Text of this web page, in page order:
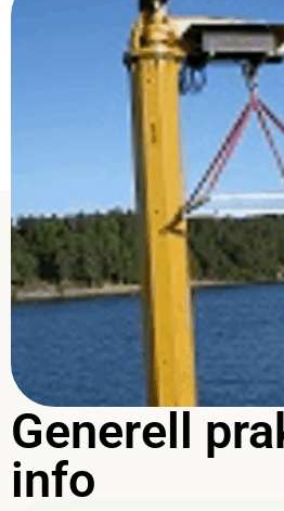
Generell
info